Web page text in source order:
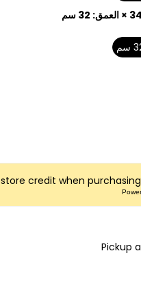
store credit when
Pickup